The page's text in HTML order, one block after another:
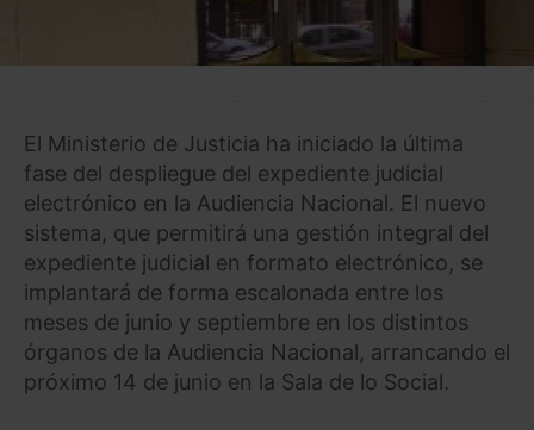
El Ministerio de Justicia ha iniciado la última
fase del despliegue del expediente judicial
electrónico en la Audiencia Nacional. El nuevo
sistema, que permitirá una gestión integral del
expediente judicial en formato electrónico, se
implantará de forma escalonada entre los
meses de junio y septiembre en los distintos
órganos de la Audiencia Nacional, arrancando el
próximo 14 de junio en la Sala de lo Social.